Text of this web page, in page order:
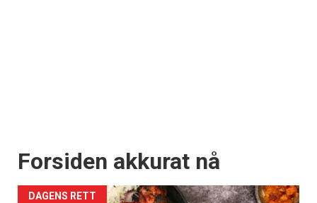
Forsiden akkurat nå
DAGENS RETT